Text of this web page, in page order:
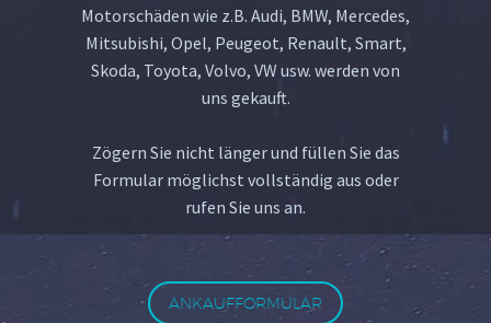
Motorschäden wie z.B. Audi, BMW, Mercedes,
Mitsubishi, Opel, Peugeot, Renault, Smart,
Skoda, Toyota, Volvo, VW usw. werden von
uns gekauft.
Zögern Sie nicht länger und füllen Sie das
Formular möglichst vollständig aus oder
rufen Sie uns an.
ANKAUFFORMULAR